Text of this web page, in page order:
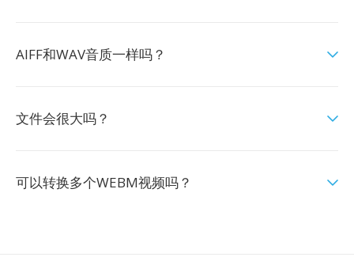
AIFF和WAV音质一样吗？
文件会很大吗？
可以转换多个WEBM视频吗？